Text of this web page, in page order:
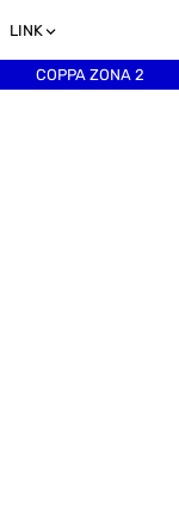
LINK
COPPA ZONA 2